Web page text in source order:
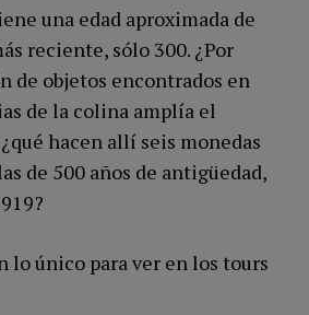
una edad aproximada de
reciente, sólo 300. ¿Por
de objetos encontrados en
de la colina amplía el
hacen allí seis monedas
de 500 años de antigüedad,
lo único para ver en los tours